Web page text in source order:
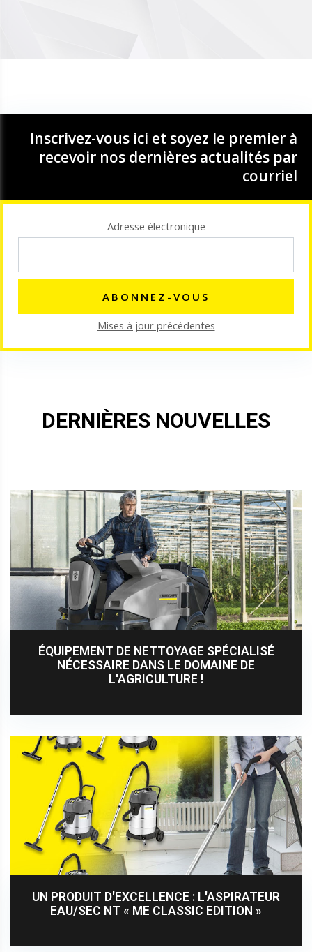
Inscrivez-vous ici et soyez le premier à
recevoir nos dernières actualités par
courriel
Adresse électronique
Mises à jour précédentes
DERNIÈRES NOUVELLES
ÉQUIPEMENT DE NETTOYAGE SPÉCIALISÉ
NÉCESSAIRE DANS LE DOMAINE DE
L'AGRICULTURE !
UN PRODUIT D'EXCELLENCE : L'ASPIRATEUR
EAU/SEC NT « ME CLASSIC EDITION »